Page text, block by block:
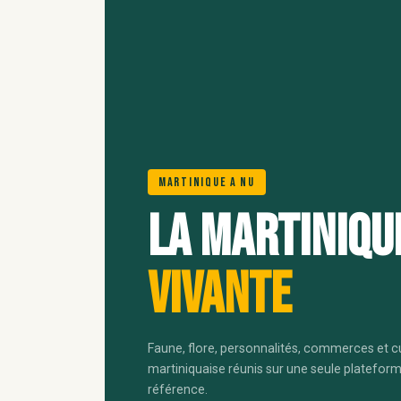
Martinique A Nu
La
vivante
Faune, flore, personnalités, commerces et
martiniquaise réunis sur une seule
référence.